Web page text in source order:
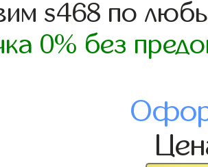
s468 по
0% без